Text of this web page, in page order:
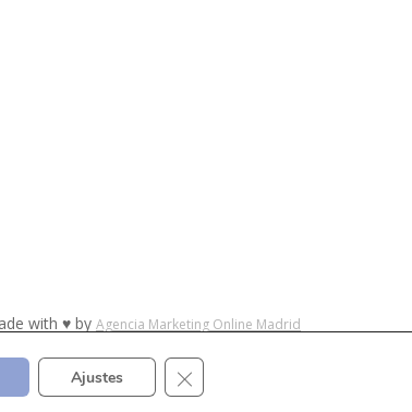
with ♥ by Agencia Marketing Online Madrid
Ajustes Cerrar el banner de cookies